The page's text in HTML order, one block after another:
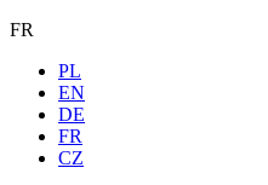
FR
PL
EN
DE
FR
CZ